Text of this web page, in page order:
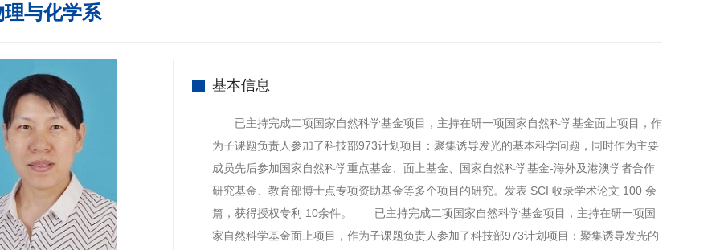
与化学系
基本信息
已主持完成二项国家自然科学基金项目，主持在研一项国家自然科学基金面上项目，作
为子课题负责人参加了科技部973计划项目：聚集诱导发光的基本科学问题，同时作为主要
成员先后参加国家自然科学重点基金、面上基金、国家自然科学基金-海外及港澳学者合作
研究基金、教育部博士点专项资助基金等多个项目的研究。发表 SCI 收录学术论文 100 余
篇，获得授权专利 10余件。 已主持完成二项国家自然科学基金项目，主持在研一项国
家自然科学基金面上项目，作为子课题负责人参加了科技部973计划项目：聚集诱导发光的